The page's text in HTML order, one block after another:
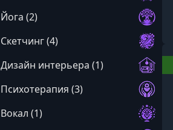
Йога (2)
Скетчинг (4)
Дизайн интерьера (1)
Психотерапия (3)
Вокал (1)